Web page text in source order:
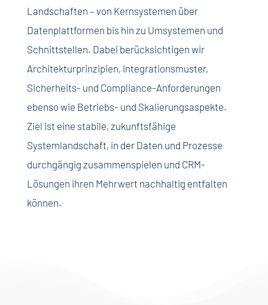
Landschaften – von Kernsystemen über
Datenplattformen bis hin zu Umsystemen und
Schnittstellen. Dabei berücksichtigen wir
Architekturprinzipien, Integrationsmuster,
Sicherheits- und Compliance-Anforderungen
ebenso wie Betriebs- und Skalierungsaspekte.
Ziel ist eine stabile, zukunftsfähige
Systemlandschaft, in der Daten und Prozesse
durchgängig zusammenspielen und CRM-
Lösungen ihren Mehrwert nachhaltig entfalten
können.